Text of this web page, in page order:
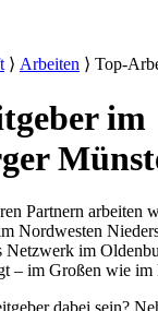
⟩ Arbeiten ⟩ Top-
im
Partnern arbeiten
Nordwesten
Netzwerk im
– im Großen wie im